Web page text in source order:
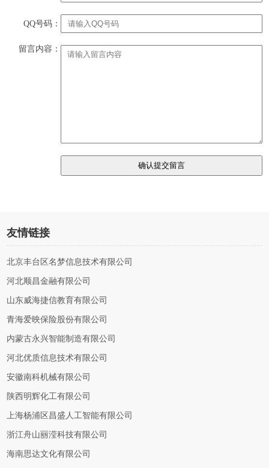
QQ号码：
留言内容：
友情链接
北京丰台区名梦信息技术有限公司
河北顺昌金融有限公司
山东威海捷信教育有限公司
青海爱映保险股份有限公司
内蒙古永兴智能制造有限公司
河北优质信息技术有限公司
安徽南科机械有限公司
陕西明辉化工有限公司
上海杨浦区昌盛人工智能有限公司
浙江舟山丽滢科技有限公司
海南思达文化有限公司